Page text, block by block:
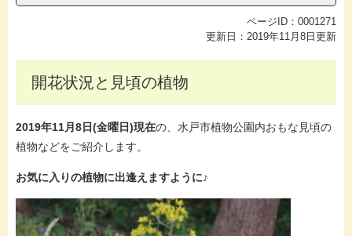
ページID：0001271
更新日：2019年11月8日更新
開花状況と見頃の植物
2019年11月8日(金曜日)現在の、水戸市植物公園内おもな見頃の
植物などをご紹介します。
お気に入りの植物に出逢えますように♪